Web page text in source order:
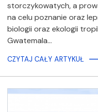
storczykowatych, a
na celu poznanie oraz
biologii oraz ekologii
Gwatemala…
CZYTAJ CAŁY ARTYKUŁ